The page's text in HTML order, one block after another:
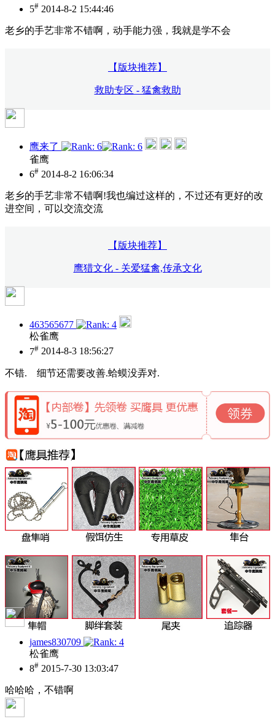
5# 2014-8-2 15:44:46
老乡的手艺非常不错啊，动手能力强，我就是学不会
【版块推荐】
救助专区 - 猛禽救助
鹰来了
雀鹰
6# 2014-8-2 16:06:34
老乡的手艺非常不错啊!我也编过这样的，不过还有更好的改
进空间，可以交流交流
【版块推荐】
鹰猎文化 - 关爱猛禽,传承文化
463565677
松雀鹰
7# 2014-8-3 18:56:27
不错. 细节还需要改善.蛤蟆没弄对.
james830709
松雀鹰
8# 2015-7-30 13:03:47
哈哈哈，不错啊